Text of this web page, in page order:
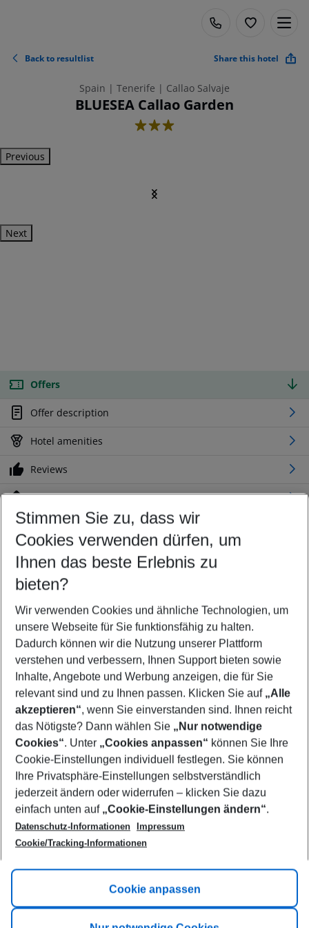
Back to resultlist Share this hotel
Spain | Tenerife | Callao Salvaje
BLUESEA Callao Garden
3
Previous
Next
Offers
Offer description
Hotel amenities
Reviews
Location
Customize your offer
Find the perfect deal which suits your best
Your departure airport
Any airport
Select your date range
09/08/26–07/08/27 5-8 nights
Who will travel
2 adults No children
Show more filter
Footer
Footer navigation
Title A
Link A
Stimmen Sie zu, dass wir
Cookies verwenden dürfen, um
Ihnen das beste Erlebnis zu
bieten?
Wir verwenden Cookies und ähnliche Technologien, um
unsere Webseite für Sie funktionsfähig zu halten.
Dadurch können wir die Nutzung unserer Plattform
verstehen und verbessern, Ihnen Support bieten sowie
Inhalte, Angebote und Werbung anzeigen, die für Sie
relevant sind und zu Ihnen passen. Klicken Sie auf „Alle
akzeptieren“, wenn Sie einverstanden sind. Ihnen reicht
das Nötigste? Dann wählen Sie „Nur notwendige
Cookies“. Unter „Cookies anpassen“ können Sie Ihre
Cookie-Einstellungen individuell festlegen. Sie können
Ihre Privatsphäre-Einstellungen selbstverständlich
jederzeit ändern oder widerrufen – klicken Sie dazu
einfach unten auf „Cookie-Einstellungen ändern“.
Datenschutz-Informationen
Impressum
Cookie/Tracking-Informationen
Cookie anpassen